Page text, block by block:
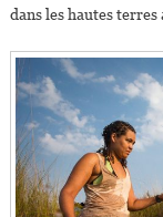
dans les hautes